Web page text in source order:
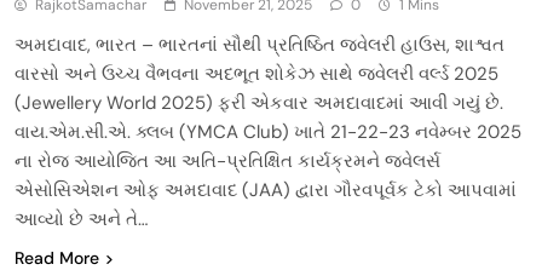
RajkotSamachar November 21, 2025 0 1 Mins
અમદાવાદ, ભારત – ભારતનાં સૌથી પ્રતિષ્ઠિત જ્વેલરી હાઉસ, શાશ્વત
વારસો અને ઉચ્ચ વૈભવના અદભૂત શોકેઝ સાથે જ્વેલરી વર્લ્ડ 2025
(Jewellery World 2025) ફરી એકવાર અમદાવાદમાં આવી ગયું છે.
વાય.એમ.સી.એ. ક્લબ (YMCA Club) ખાતે 21-22-23 નવેમ્બર 2025
ના રોજ આયોજિત આ અતિ-પ્રતિક્ષિત કાર્યક્રમને જ્વેલર્સ
એસોસિએશન ઓફ અમદાવાદ (JAA) દ્વારા ગૌરવપૂર્વક ટેકો આપવામાં
આવ્યો છે અને તે…
Read More